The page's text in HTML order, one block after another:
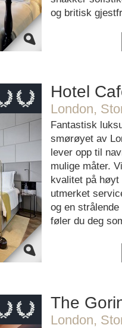
og britisk
Hotel
London,
Fantastisk
smørøyet av
lever opp til
mulige måter.
kvalitet på
utmerket
og en
føler du deg
The
London,